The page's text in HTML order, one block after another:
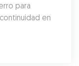
para
en